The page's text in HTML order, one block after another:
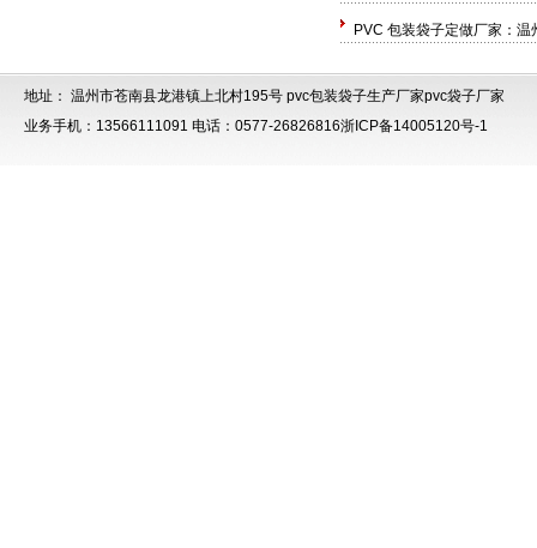
PVC 包装袋子定做厂家：温
地址： 温州市苍南县龙港镇上北村195号 pvc包装袋子生产厂家pvc袋子厂家
业务手机：13566111091 电话：0577-26826816浙ICP备14005120号-1